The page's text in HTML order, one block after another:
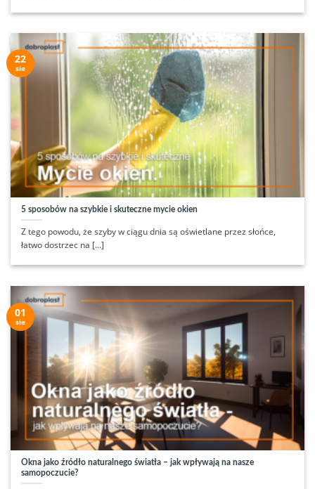
5 sposobów na szybkie i skuteczne mycie okien
Z tego powodu, że szyby w ciągu dnia są oświetlane przez słońce,
łatwo dostrzec na [...]
22
sie
Okna jako źródło naturalnego światła – jak wpływają na nasze
samopoczucie?
01
sie